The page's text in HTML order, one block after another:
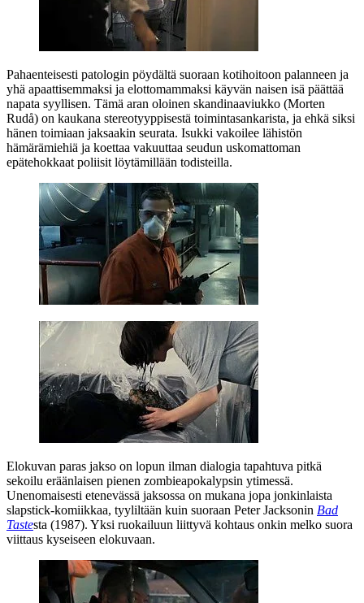
Pahaenteisesti patologin pöydältä suoraan kotihoitoon palanneen ja
yhä apaattisemmaksi ja elottomammaksi käyvän naisen isä päättää
napata syyllisen. Tämä aran oloinen skandinaaviukko (Morten
Rudå) on kaukana stereotyyppisestä toimintasankarista, ja ehkä siksi
hänen toimiaan jaksaakin seurata. Isukki vakoilee lähistön
hämärämiehiä ja koettaa vakuuttaa seudun uskomattoman
epätehokkaat poliisit löytämillään todisteilla.
Elokuvan paras jakso on lopun ilman dialogia tapahtuva pitkä
sekoilu eräänlaisen pienen zombieapokalypsin ytimessä.
Unenomaisesti etenevässä jaksossa on mukana jopa jonkinlaista
slapstick-komiikkaa, tyyliltään kuin suoraan Peter Jacksonin Bad
Tastesta (1987). Yksi ruokailuun liittyvä kohtaus onkin melko suora
viittaus kyseiseen elokuvaan.